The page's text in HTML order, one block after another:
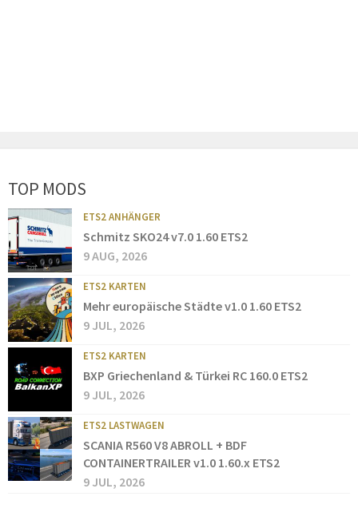
TOP MODS
ETS2 ANHÄNGER
Schmitz SKO24 v7.0 1.60 ETS2
9 AUG, 2026
ETS2 KARTEN
Mehr europäische Städte v1.0 1.60 ETS2
9 JUL, 2026
ETS2 KARTEN
BXP Griechenland & Türkei RC 160.0 ETS2
9 JUL, 2026
ETS2 LASTWAGEN
SCANIA R560 V8 ABROLL + BDF
CONTAINERTRAILER v1.0 1.60.x ETS2
9 JUL, 2026